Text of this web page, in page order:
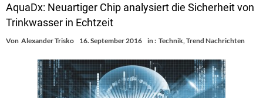
AquaDx: Neuartiger Chip analysiert die Sicherheit von
Trinkwasser in Echtzeit
Von Alexander Trisko 16. September 2016 in : Technik Trend Nachrichten